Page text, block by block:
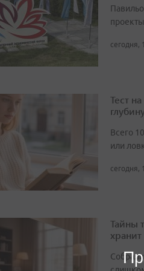
сегодня,
Тест
Всего
или
сегодня,
Тайны